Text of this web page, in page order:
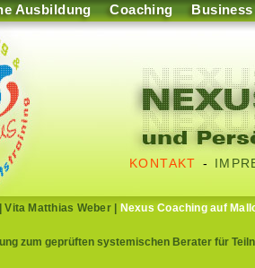
Ausbildung Coaching Business
KONTAKT -
|Vita Matthias Weber| Nexus Coaching auf
zum geprüften systemischen Berater für